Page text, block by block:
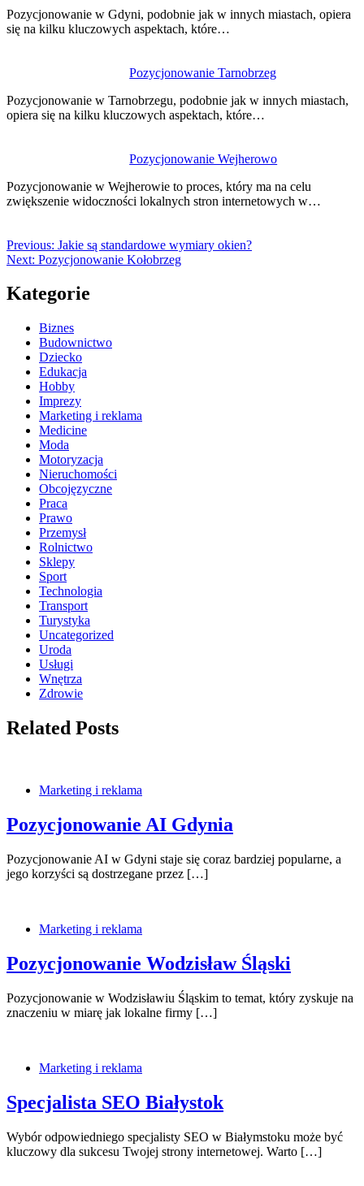
Pozycjonowanie w Gdyni, podobnie jak w innych miastach, opiera
się na kilku kluczowych aspektach, które…
Pozycjonowanie Tarnobrzeg
Pozycjonowanie w Tarnobrzegu, podobnie jak w innych miastach,
opiera się na kilku kluczowych aspektach, które…
Pozycjonowanie Wejherowo
Pozycjonowanie w Wejherowie to proces, który ma na celu
zwiększenie widoczności lokalnych stron internetowych w…
Previous: Jakie są standardowe wymiary okien?
Next: Pozycjonowanie Kołobrzeg
Kategorie
Biznes
Budownictwo
Dziecko
Edukacja
Hobby
Imprezy
Marketing i reklama
Medicine
Moda
Motoryzacja
Nieruchomości
Obcojęzyczne
Praca
Prawo
Przemysł
Rolnictwo
Sklepy
Sport
Technologia
Transport
Turystyka
Uncategorized
Uroda
Usługi
Wnętrza
Zdrowie
Related Posts
Marketing i reklama
Pozycjonowanie AI Gdynia
Pozycjonowanie AI w Gdyni staje się coraz bardziej popularne, a
jego korzyści są dostrzegane przez […]
Marketing i reklama
Pozycjonowanie Wodzisław Śląski
Pozycjonowanie w Wodzisławiu Śląskim to temat, który zyskuje na
znaczeniu w miarę jak lokalne firmy […]
Marketing i reklama
Specjalista SEO Białystok
Wybór odpowiedniego specjalisty SEO w Białymstoku może być
kluczowy dla sukcesu Twojej strony internetowej. Warto […]